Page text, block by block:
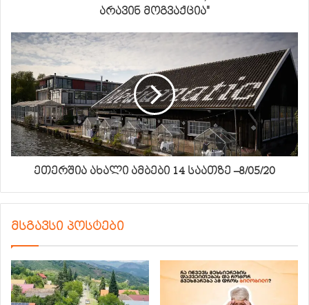
არავინ მოგვაქცია"
ეთერშია ახალი ამბები 14 საათზე –8/05/20
მსგავსი პოსტები